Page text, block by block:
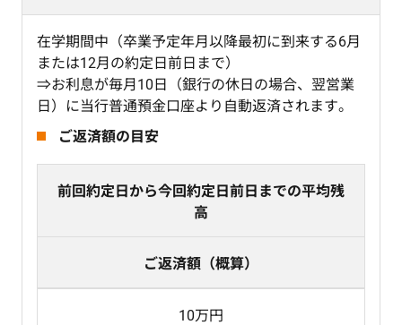
在学期間中（卒業予定年月以降最初に到来する6月
または12月の約定日前日まで）
⇒お利息が毎月10日（銀行の休日の場合、翌営業
日）に当行普通預金口座より自動返済されます。
ご返済額の目安
前回約定日から今回約定日前日までの平均残
高
ご返済額（概算）
10万円